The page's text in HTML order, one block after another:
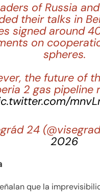
of Russia
their talks in
signed around
on
spheres.
the future of
2 gas pipeline
24
2026
que la